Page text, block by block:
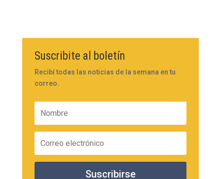
Suscribite al boletín
Recibí todas las noticias de la semana en tu
correo.
Suscribirse